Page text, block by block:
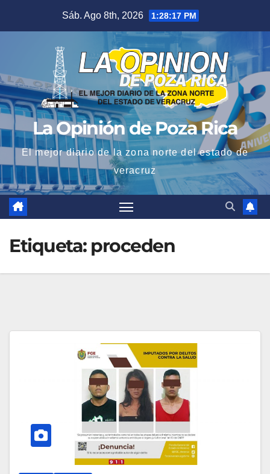
Sáb. Ago 8th, 2026 1:28:17 PM
La Opinión de Poza Rica
El mejor diario de la zona norte del estado de
veracruz
Etiqueta: proceden